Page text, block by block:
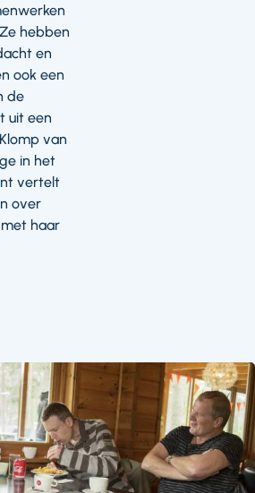
hebben
en
ook een
de
uit een
van
in het
vertelt
over
haar